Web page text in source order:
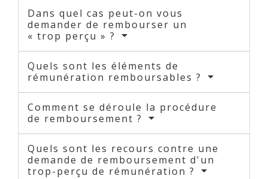
Dans quel cas peut-on vous
demander de rembourser un
« trop perçu » ?
Quels sont les éléments de
rémunération remboursables ?
Comment se déroule la procédure
de remboursement ?
Quels sont les recours contre une
demande de remboursement d'un
trop-perçu de rémunération ?